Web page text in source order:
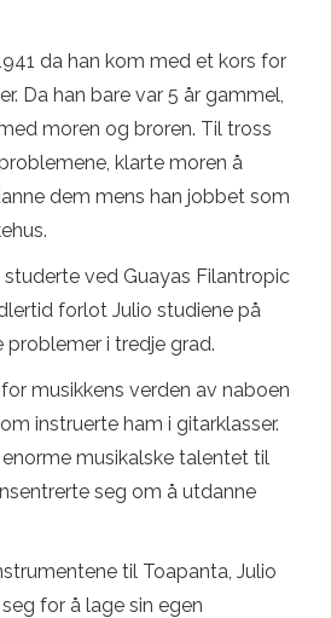
da han kom med et kors for
Da han bare var 5 år gammel,
moren og broren. Til tross
klarte moren å
dem mens han jobbet som
ved Guayas Filantropic
forlot Julio studiene på
i tredje grad.
musikkens verden av naboen
instruerte ham i gitarklasser.
musikalske talentet til
seg om å utdanne
til Toapanta, Julio
for å lage sin egen